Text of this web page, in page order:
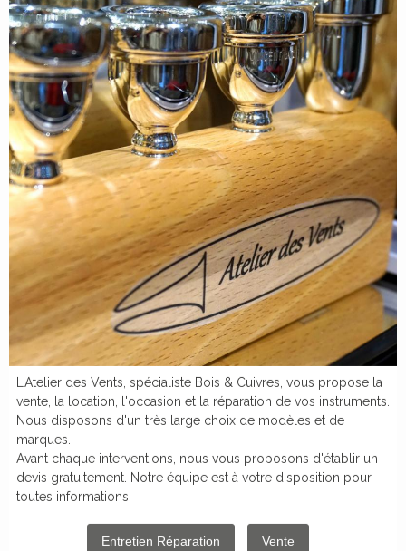
L'Atelier des Vents, spécialiste Bois & Cuivres, vous propose la
vente, la location, l'occasion et la réparation de vos instruments.
Nous disposons d'un très large choix de modèles et de
marques.
Avant chaque interventions, nous vous proposons d'établir un
devis gratuitement. Notre équipe est à votre disposition pour
toutes informations.
Entretien Réparation Vente